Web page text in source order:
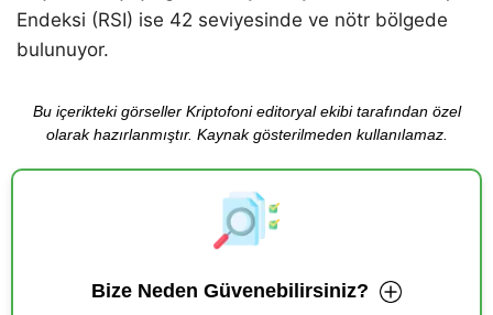
Endeksi (RSI) ise 42 seviyesinde ve nötr bölgede
bulunuyor.
Bu içerikteki görseller Kriptofoni editoryal ekibi tarafından özel
olarak hazırlanmıştır. Kaynak gösterilmeden kullanılamaz.
Bize Neden Güvenebilirsiniz?